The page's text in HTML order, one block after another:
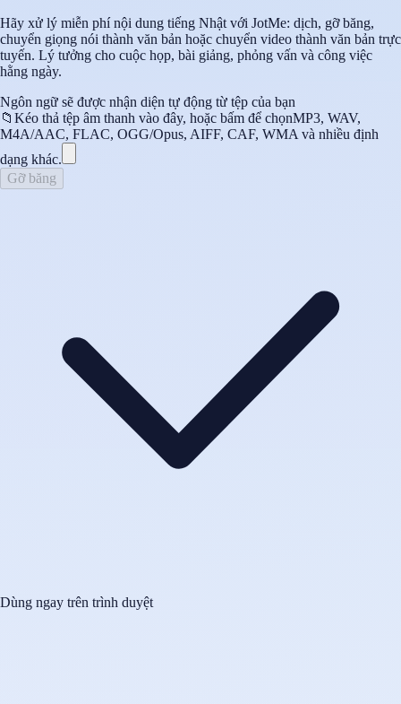
Hãy xử lý miễn phí nội dung tiếng Nhật với JotMe: dịch, gỡ băng,
chuyển giọng nói thành văn bản hoặc chuyển video thành văn bản trực
tuyến. Lý tưởng cho cuộc họp, bài giảng, phỏng vấn và công việc
hằng ngày.
Ngôn ngữ sẽ được nhận diện tự động từ tệp của bạn
📁 Kéo thả tệp âm thanh vào đây, hoặc bấm để chọnMP3, WAV,
M4A/AAC, FLAC, OGG/Opus, AIFF, CAF, WMA và nhiều định
dạng khác.
Gỡ băng
Dùng ngay trên trình duyệt